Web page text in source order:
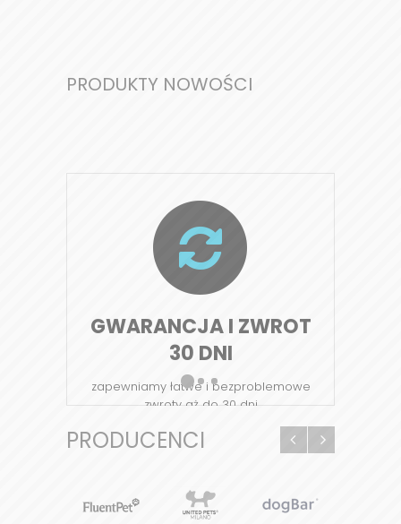
PRODUKTY NOWOŚCI
GWARANCJA I ZWROT
30 DNI
zapewniamy łatwe i bezproblemowe
zwroty aż do 30 dni
PRODUCENCI